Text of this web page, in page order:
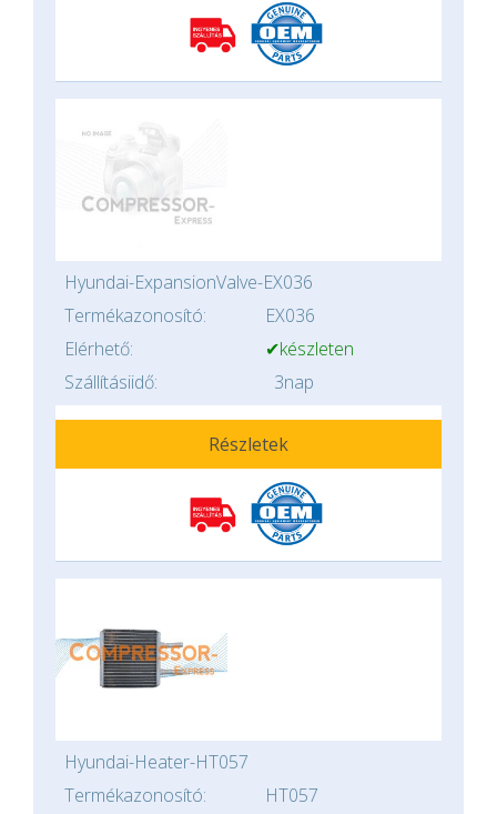
Hyundai-ExpansionValve-EX036
Termékazonosító:
EX036
Elérhető:
✔készleten
Szállításiidő:
3nap
Részletek
Hyundai-Heater-HT057
Termékazonosító:
HT057